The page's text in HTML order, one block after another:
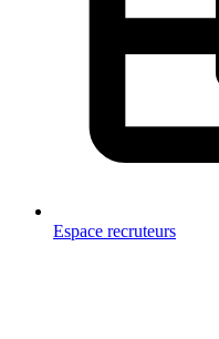
Espace recruteurs